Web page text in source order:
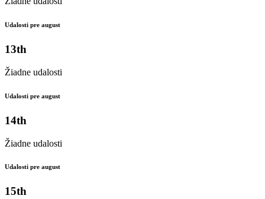
Udalosti pre august
13th
Žiadne udalosti
Udalosti pre august
14th
Žiadne udalosti
Udalosti pre august
15th